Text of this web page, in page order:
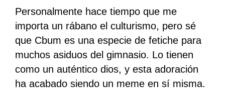
Personalmente hace tiempo que me
importa un rábano el culturismo, pero sé
que Cbum es una especie de fetiche para
muchos asiduos del gimnasio. Lo tienen
como un auténtico dios, y esta adoración
ha acabado siendo un meme en sí misma.